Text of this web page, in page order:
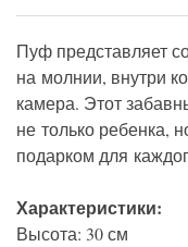
Пуф представляет
на молнии, внутри
камера. Этот
не только ребенка,
подарком для
Характеристики:
Высота: 30 см